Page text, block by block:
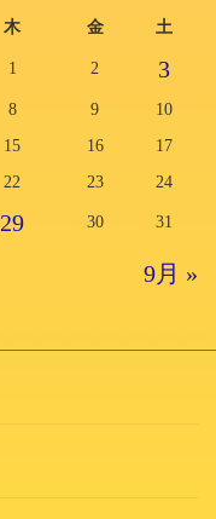
木 金 土
1 2 3
8 9
10
15 16
17
22 23 24
29 30 31
9月 »